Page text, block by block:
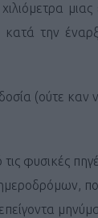
την
(ούτε καν
φυσικές